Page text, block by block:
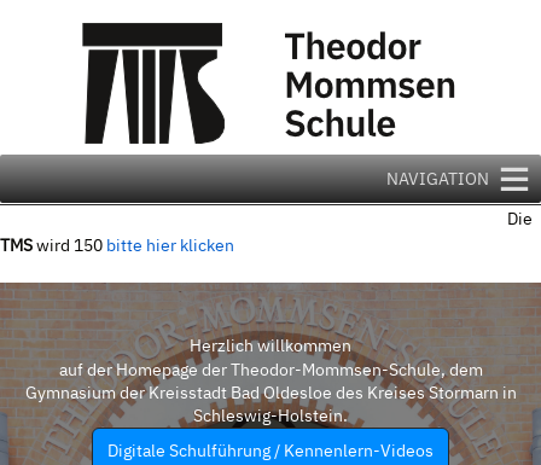
NAVIGATION
Die
TMSwird 150 bitte hier klicken
Herzlich willkommen
auf der Homepage der Theodor-Mommsen-Schule, dem
Gymnasium der Kreisstadt Bad Oldesloe des Kreises Stormarn in
Schleswig-Holstein.
Digitale Schulführung / Kennenlern-Videos